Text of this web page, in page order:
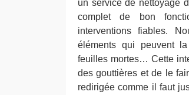
un service de nettoyage
complet de bon
interventions fiables.
éléments qui peuvent
feuilles mortes… Cette
des gouttières et de le
redirigée comme il faut